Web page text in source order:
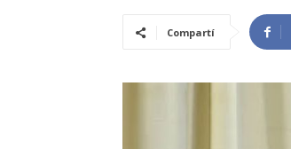
Compartí